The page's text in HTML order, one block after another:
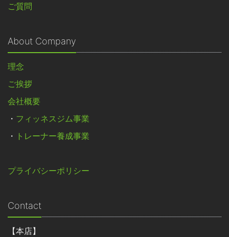
ご質問
About Company
理念
ご挨拶
会社概要
・ フィッネスジム事業
・ トレーナー養成事業
プライバシーポリシー
Contact
【本店】